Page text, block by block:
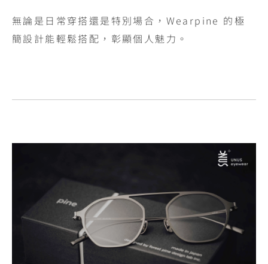
無論是日常穿搭還是特別場合，Wearpine 的極
簡設計能輕鬆搭配，彰顯個人魅力。